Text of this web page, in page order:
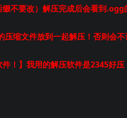
不要改）解压完成后会看到.ogg
缩文件放到一起解压！否则会不
！】我用的解压软件是2345好